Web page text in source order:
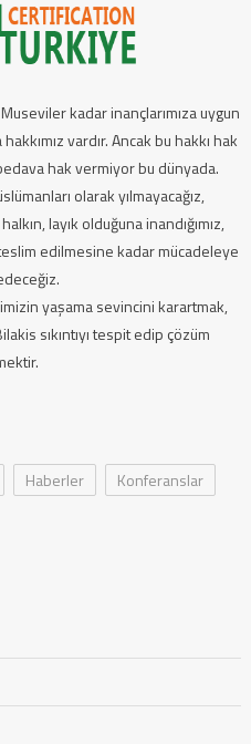
kadar inançlarımıza uygun
vardır. Ancak bu hakkı hak
hak vermiyor bu dünyada.
olarak yılmayacağız,
layık olduğuna inandığımız,
edilmesine kadar mücadeleye
yaşama sevincini karartmak,
sıkıntıyı tespit edip çözüm
Haberler
Konferanslar